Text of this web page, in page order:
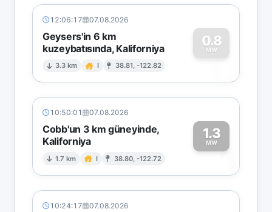
12:06:17 07.08.2026
Geysers'in 6 km
kuzeybatısında, Kaliforniya
3.3 km I 38.81, -122.82
0.8
MW
0
10:50:01 07.08.2026
Cobb'un 3 km güneyinde,
Kaliforniya
1.7 km I 38.80, -122.72
1.3
MW1
10:24:17 07.08.2026